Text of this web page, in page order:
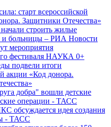
старт всероссийской
Защитники Отечества»
строить жилые
и больницы – РИА Новости
мероприятия
фестиваля НАУКА 0+
подвели итоги
акции «Код донора.
добра" вошли детские
операции - ТАСС
обсуждается идея создания
- ТАСС